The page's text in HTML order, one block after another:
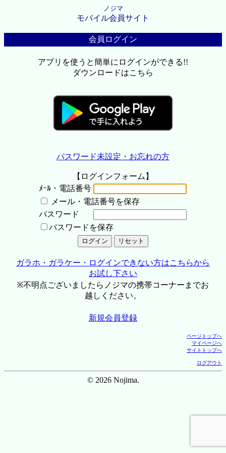
ノジマ
モバイル会員サイト
会員ログイン
アプリを使うと簡単にログインができる!!
ダウンロードはこちら
パスワード未設定・お忘れの方
【ログインフォーム】
ﾒｰﾙ・電話番号
メール・電話番号を保存
パスワード
パスワードを保存
ガラホ・ガラケー・ログインできない方はこちらから
お試し下さい
※不明点ございましたらノジマの携帯コーナーまでお
越しください。
新規会員登録
ページトップへ
マイページへ
サイトトップへ
ログアウト
© 2026 Nojima.